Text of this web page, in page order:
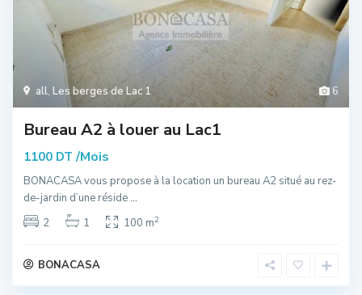
6
all, Les berges de Lac 1
Bureau A2 à louer au Lac1
1100 DT /Mois
BONACASA vous propose à la location un bureau A2 situé au rez-
de-jardin d’une réside...
2
1 100 m2
BONACASA